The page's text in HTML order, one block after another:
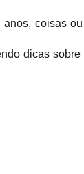
coisas
dicas